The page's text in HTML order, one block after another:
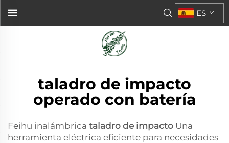
ES
taladro de impacto
operado con batería
Feihu inalámbrica taladro de impacto Una
herramienta eléctrica eficiente para necesidades